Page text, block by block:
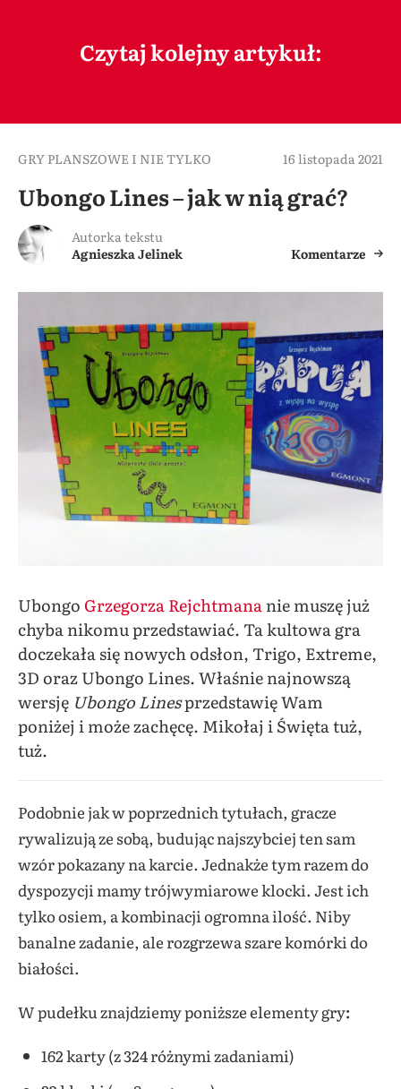
Czytaj kolejny artykuł:
GRY PLANSZOWE I NIE TYLKO 16 listopada 2021
Ubongo Lines – jak w nią grać?
Autorka tekstu
Agnieszka Jelinek
Komentarze
Ubongo Grzegorza Rejchtmananie muszę już
chyba nikomu przedstawiać. Ta kultowa gra
doczekała się nowych odsłon, Trigo, Extreme,
3D oraz Ubongo Lines. Właśnie najnowszą
wersję Ubongo Linesprzedstawię Wam
poniżej i może zachęcę. Mikołaj i Święta tuż,
tuż.
Podobnie jak w poprzednich tytułach, gracze
rywalizują ze sobą, budując najszybciej ten sam
wzór pokazany na karcie. Jednakże tym razem do
dyspozycji mamy trójwymiarowe klocki. Jest ich
tylko osiem, a kombinacji ogromna ilość. Niby
banalne zadanie, ale rozgrzewa szare komórki do
białości.
W pudełku znajdziemy poniższe elementy gry:
162 karty (z 324 różnymi zadaniami)